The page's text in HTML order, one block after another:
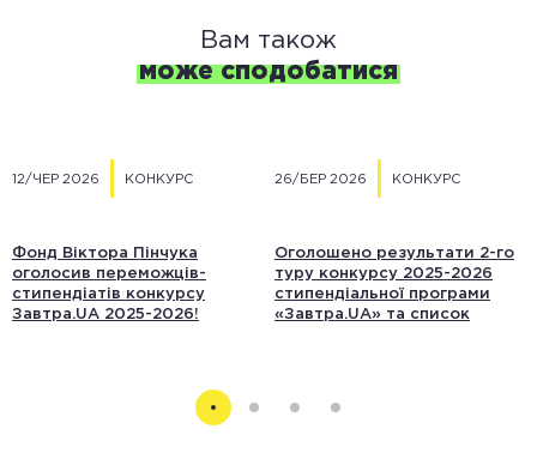
Вам також
може сподобатися
Фонд Віктора Пінчука
оголосив переможців-
стипендіатів конкурсу
Завтра.UA 2025-2026!
12/ЧЕР 2026 КОНКУРС
Оголошено результати 2-го
туру конкурсу 2025-2026
стипендіальної програми
«Завтра.UA» та список
26/БЕР 2026 КОНКУРС